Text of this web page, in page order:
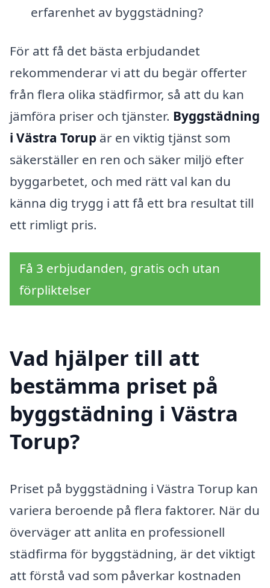
erfarenhet av byggstädning?
För att få det bästa erbjudandet
rekommenderar vi att du begär offerter
från flera olika städfirmor, så att du kan
jämföra priser och tjänster. Byggstädning
i Västra Torup är en viktig tjänst som
säkerställer en ren och säker miljö efter
byggarbetet, och med rätt val kan du
känna dig trygg i att få ett bra resultat till
ett rimligt pris.
Få 3 erbjudanden, gratis och utan
förpliktelser
Vad hjälper till att
bestämma priset på
byggstädning i Västra
Torup?
Priset på byggstädning i Västra Torup kan
variera beroende på flera faktorer. När du
överväger att anlita en professionell
städfirma för byggstädning, är det viktigt
att förstå vad som påverkar kostnaden